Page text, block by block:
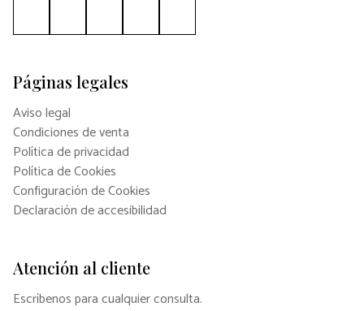
Páginas legales
Aviso legal
Condiciones de venta
Política de privacidad
Política de Cookies
Configuración de Cookies
Declaración de accesibilidad
Atención al cliente
Escríbenos para cualquier consulta.